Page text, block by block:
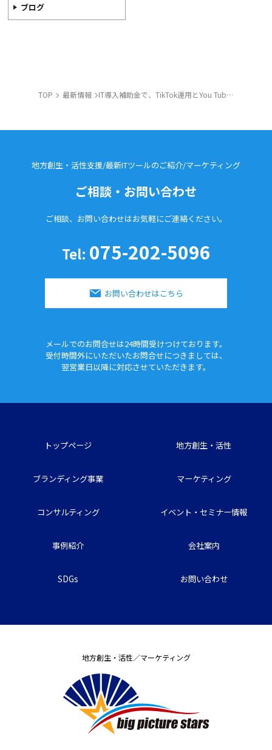
ブログ
TOP 最新情報 IT導入補助金で、TikTok運用とYou Tubeショート運用を行いませんか？
地方創生・活性支援/最新ITツールのご紹介/マーケティング
ご相談・お問い合わせ
ご相談、お問い合わせはお気軽にご連絡ください。
Tel: 075-202-5096
お問い合わせはこちら
メールでのお問合せは24時間受けつけております。
受付時間外にいただいたお問合せにつきましては、
翌営業日以降に対応させていただきます。
トップページ 地方創生・活性
ブランディング事業 マーケティング
コンサルティング イベント・セミナー情報
事例紹介 会社案内
SDGs お問い合わせ
地方創生・活性／マーケティング